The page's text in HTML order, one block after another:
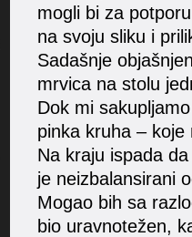
mogli bi za
na svoju sliku i
Sadašnje
mrvica na stolu
Dok mi
pinka kruha –
Na kraju ispada
je neizbalansirani
Mogao bih sa
bio uravnotežen,